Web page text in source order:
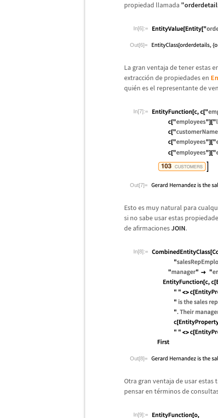
propiedad llamada
In[6]:=
Out[6]=
La gran ventaja de tener estas
extracción de propiedades en
quién es el representante de
In[7]:=
Out[7]=
Esto es muy natural para
si no sabe usar estas
de afirmacionesJOIN.
In[8]:=
Out[8]=
Otra gran ventaja de usar
pensar en términos de
In[9]:=